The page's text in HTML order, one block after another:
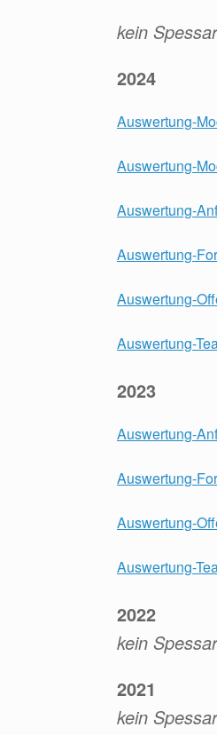
kein
2024
Auswertung-
Auswertung-
Auswertung-
Auswertung-
Auswertung-
Auswertung-
2023
Auswertung-
Auswertung-
Auswertung-
Auswertung-
2022
kein
2021
kein